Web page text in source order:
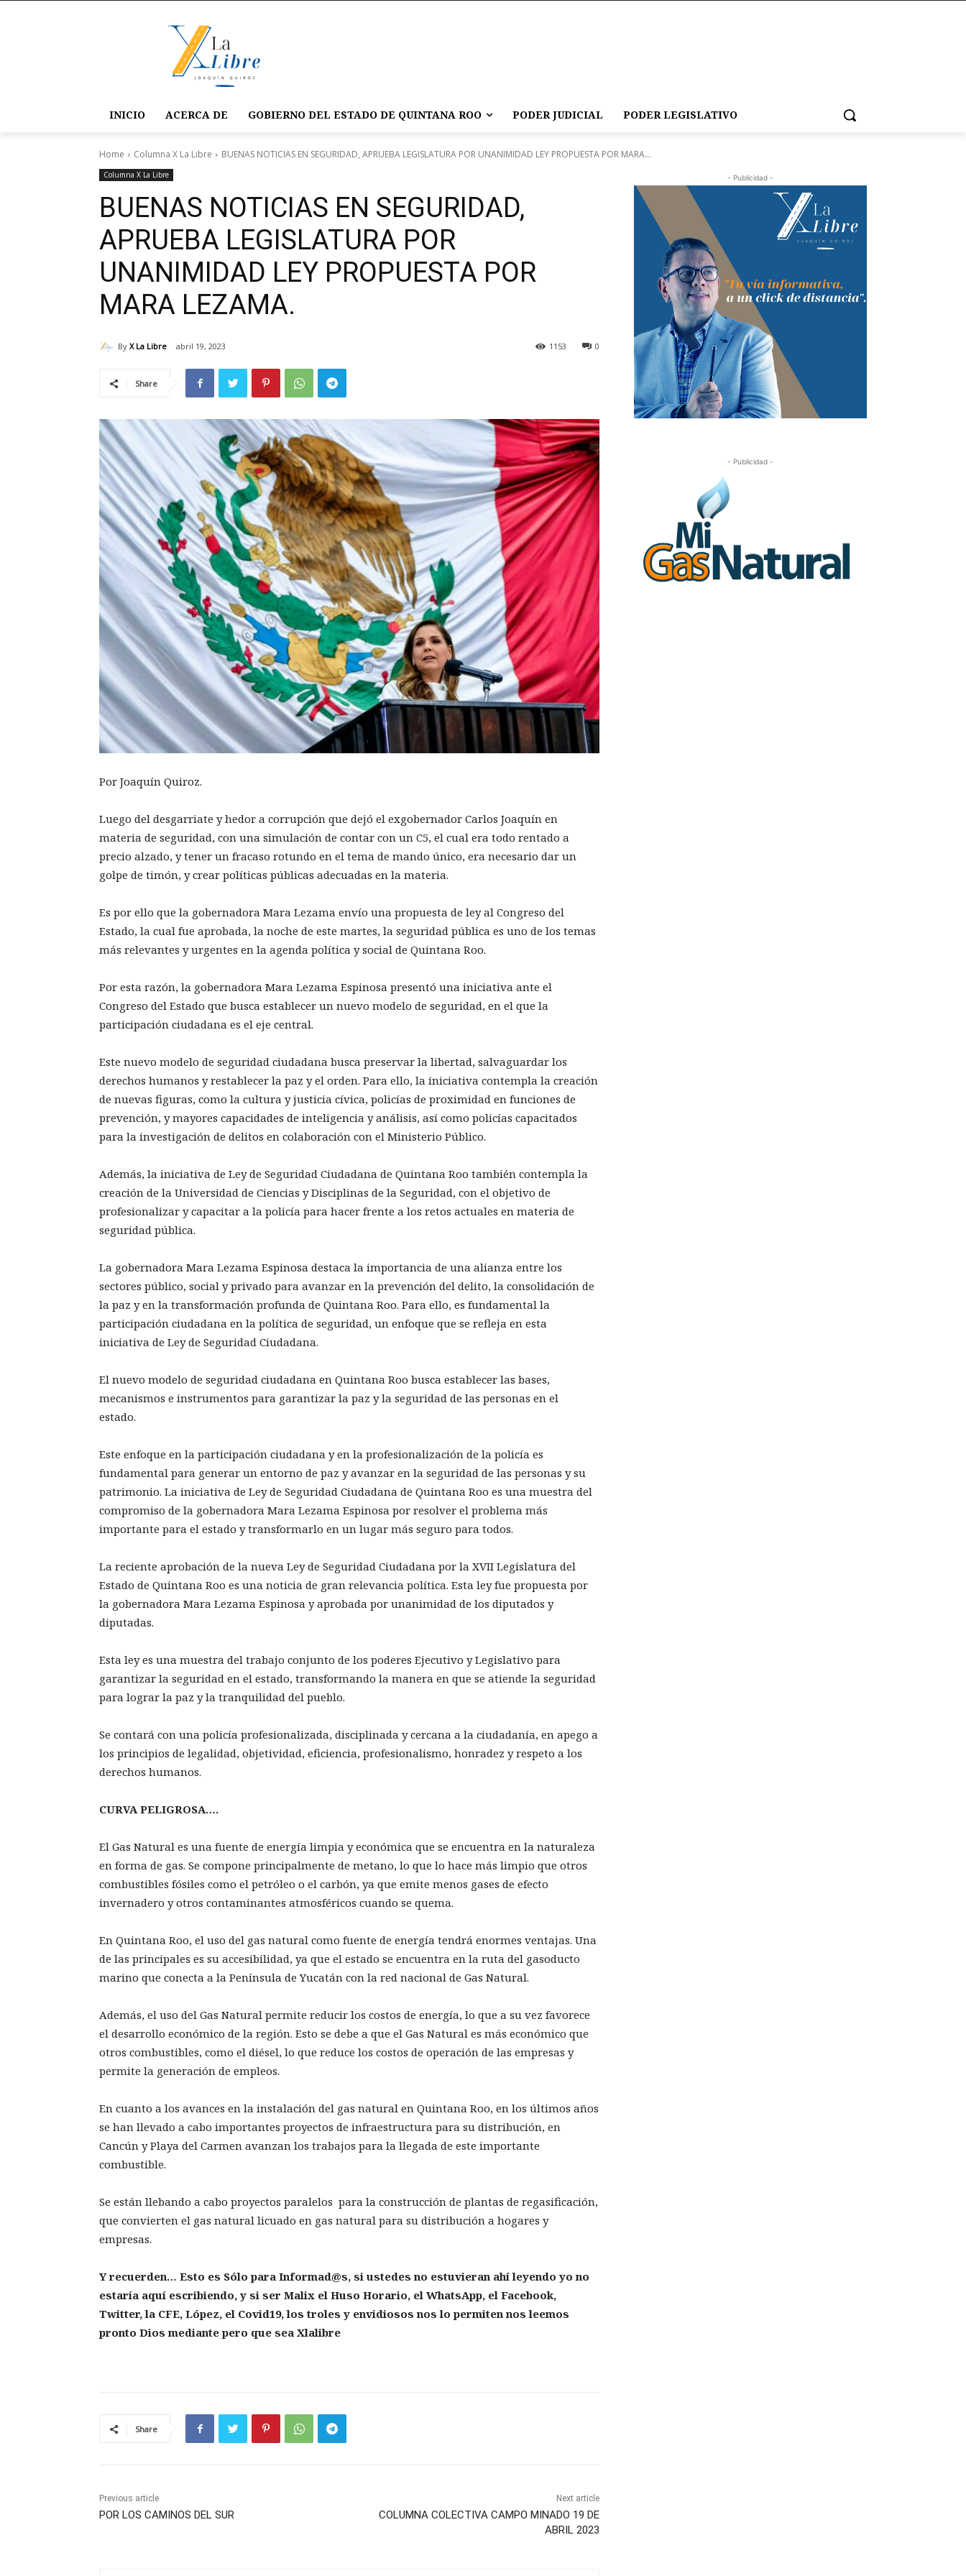
INICIO ACERCA DE GOBIERNO DEL ESTADO DE QUINTANA ROO PODER JUDICIAL PODER LEGISLATIVO
Home Columna X La Libre BUENAS NOTICIAS EN SEGURIDAD, APRUEBA LEGISLATURA POR UNANIMIDAD LEY PROPUESTA POR MARA...
Columna X La Libre
BUENAS NOTICIAS EN SEGURIDAD,
APRUEBA LEGISLATURA POR
UNANIMIDAD LEY PROPUESTA POR
MARA LEZAMA.
By X La Libre abril 19, 2023 0
1153
Share
Por Joaquín Quiroz.
Luego del desgarriate y hedor a corrupción que dejó el exgobernador Carlos Joaquín en
materia de seguridad, con una simulación de contar con un C5, el cual era todo rentado a
precio alzado, y tener un fracaso rotundo en el tema de mando único, era necesario dar un
golpe de timón, y crear políticas públicas adecuadas en la materia.
Es por ello que la gobernadora Mara Lezama envío una propuesta de ley al Congreso del
Estado, la cual fue aprobada, la noche de este martes, la seguridad pública es uno de los temas
más relevantes y urgentes en la agenda política y social de Quintana Roo.
Por esta razón, la gobernadora Mara Lezama Espinosa presentó una iniciativa ante el
Congreso del Estado que busca establecer un nuevo modelo de seguridad, en el que la
participación ciudadana es el eje central.
Este nuevo modelo de seguridad ciudadana busca preservar la libertad, salvaguardar los
derechos humanos y restablecer la paz y el orden. Para ello, la iniciativa contempla la creación
de nuevas figuras, como la cultura y justicia cívica, policías de proximidad en funciones de
prevención, y mayores capacidades de inteligencia y análisis, así como policías capacitados
para la investigación de delitos en colaboración con el Ministerio Público.
Además, la iniciativa de Ley de Seguridad Ciudadana de Quintana Roo también contempla la
creación de la Universidad de Ciencias y Disciplinas de la Seguridad, con el objetivo de
profesionalizar y capacitar a la policía para hacer frente a los retos actuales en materia de
seguridad pública.
La gobernadora Mara Lezama Espinosa destaca la importancia de una alianza entre los
sectores público, social y privado para avanzar en la prevención del delito, la consolidación de
la paz y en la transformación profunda de Quintana Roo. Para ello, es fundamental la
participación ciudadana en la política de seguridad, un enfoque que se refleja en esta
iniciativa de Ley de Seguridad Ciudadana.
El nuevo modelo de seguridad ciudadana en Quintana Roo busca establecer las bases,
mecanismos e instrumentos para garantizar la paz y la seguridad de las personas en el
estado.
Este enfoque en la participación ciudadana y en la profesionalización de la policía es
fundamental para generar un entorno de paz y avanzar en la seguridad de las personas y su
patrimonio. La iniciativa de Ley de Seguridad Ciudadana de Quintana Roo es una muestra del
compromiso de la gobernadora Mara Lezama Espinosa por resolver el problema más
importante para el estado y transformarlo en un lugar más seguro para todos.
La reciente aprobación de la nueva Ley de Seguridad Ciudadana por la XVII Legislatura del
Estado de Quintana Roo es una noticia de gran relevancia política. Esta ley fue propuesta por
la gobernadora Mara Lezama Espinosa y aprobada por unanimidad de los diputados y
diputadas.
Esta ley es una muestra del trabajo conjunto de los poderes Ejecutivo y Legislativo para
garantizar la seguridad en el estado, transformando la manera en que se atiende la seguridad
para lograr la paz y la tranquilidad del pueblo.
Se contará con una policía profesionalizada, disciplinada y cercana a la ciudadanía, en apego a
los principios de legalidad, objetividad, eficiencia, profesionalismo, honradez y respeto a los
derechos humanos.
CURVA PELIGROSA….
El Gas Natural es una fuente de energía limpia y económica que se encuentra en la naturaleza
en forma de gas. Se compone principalmente de metano, lo que lo hace más limpio que otros
combustibles fósiles como el petróleo o el carbón, ya que emite menos gases de efecto
invernadero y otros contaminantes atmosféricos cuando se quema.
En Quintana Roo, el uso del gas natural como fuente de energía tendrá enormes ventajas. Una
de las principales es su accesibilidad, ya que el estado se encuentra en la ruta del gasoducto
marino que conecta a la Península de Yucatán con la red nacional de Gas Natural.
Además, el uso del Gas Natural permite reducir los costos de energía, lo que a su vez favorece
el desarrollo económico de la región. Esto se debe a que el Gas Natural es más económico que
otros combustibles, como el diésel, lo que reduce los costos de operación de las empresas y
permite la generación de empleos.
En cuanto a los avances en la instalación del gas natural en Quintana Roo, en los últimos años
se han llevado a cabo importantes proyectos de infraestructura para su distribución, en
Cancún y Playa del Carmen avanzan los trabajos para la llegada de este importante
combustible.
Se están llebando a cabo proyectos paralelos para la construcción de plantas de regasificación,
que convierten el gas natural licuado en gas natural para su distribución a hogares y
empresas.
Y recuerden… Esto es Sólo para Informad@s, si ustedes no estuvieran ahí leyendo yo no
estaría aquí escribiendo, y si ser Malix el Huso Horario, el WhatsApp, el Facebook,
Twitter, la CFE, López, el Covid19, los troles y envidiosos nos lo permiten nos leemos
pronto Dios mediante pero que sea Xlalibre
Share
Previous article
POR LOS CAMINOS DEL SUR
Next article
COLUMNA COLECTIVA CAMPO MINADO 19 DE
ABRIL 2023
- Publicidad -
- Publicidad -